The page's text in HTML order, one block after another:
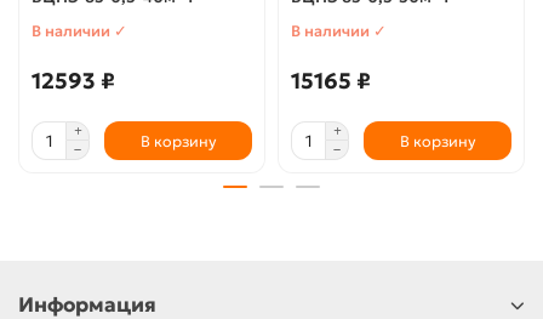
В наличии ✓
12593 ₽
В корзину
В наличии ✓
15165 ₽
В корзину
Информация